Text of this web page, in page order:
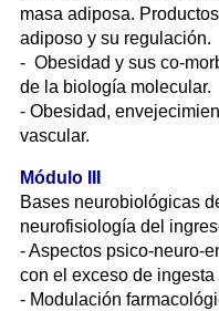
masa adiposa.
adiposo y su regulación.
- Obesidad y sus co-
de la biología molecular.
- Obesidad,
vascular.
Módulo III
Bases neurobiológicas
neurofisiología del
- Aspectos psico-neuro-
con el exceso de ingesta
- Modulación